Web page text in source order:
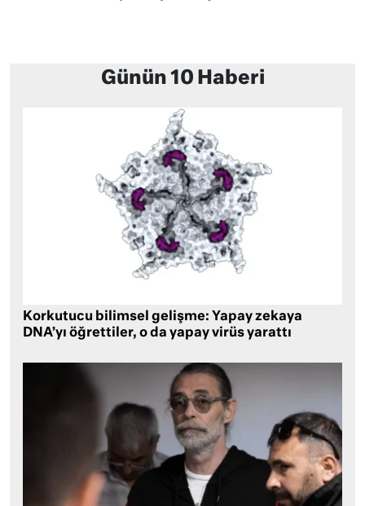
Günün 10 Haberi
Korkutucu bilimsel gelişme: Yapay zekaya
DNA’yı öğrettiler, o da yapay virüs yarattı